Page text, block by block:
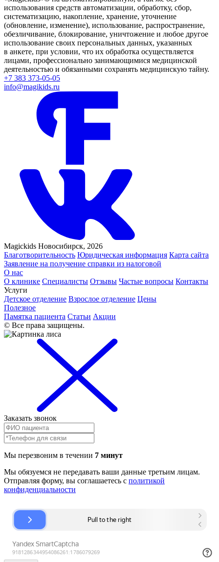
использования средств автоматизации, обработку, сбор,
систематизацию, накопление, хранение, уточнение
(обновление, изменение), использование, распространение,
обезличивание, блокирование, уничтожение и любое другое
использование своих персональных данных, указанных
в анкете, при условии, что их обработка осуществляется
лицами, профессионально занимающимися медицинской
деятельностью и обязанными сохранять медицинскую тайну.
+7 383 373-05-05
info@magikids.ru
Magickids Новосибирск, 2026
Благотворительность Юридическая информация Карта сайта
Заявление на получение справки из налоговой
О нас
О клинике Специалисты Отзывы Частые вопросы Контакты
Услуги
Детское отделение Взрослое отделение Цены
Полезное
Памятка пациента Статьи Акции
© Все права защищены.
Заказать звонок
Мы перезвоним в течении 7 минут
Мы обязуемся не передавать ваши данные третьим лицам.
Отправляя форму, вы соглашаетесь с политикой
конфиденциальности